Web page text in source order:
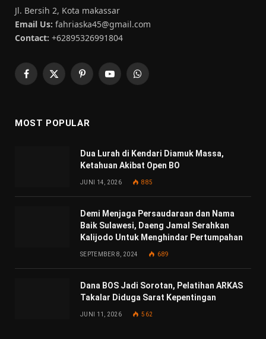
Jl. Bersih 2, Kota makassar
Email Us: fahriaska45@gmail.com
Contact: +62895326991804
Facebook
X
PinterestYouTubeWhatsApp
MOST POPULAR
Dua Lurah di Kendari Diamuk Massa,
Ketahuan Akibat Open BO
JUNI 14, 2026 885
Demi Menjaga Persaudaraan dan Nama
Baik Sulawesi, Daeng Jamal Serahkan
Kalijodo Untuk Menghindar Pertumpahan
SEPTEMBER 8, 2024 689
Dana BOS Jadi Sorotan, Pelatihan ARKAS
Takalar Diduga Sarat Kepentingan
JUNI 11, 2026 562